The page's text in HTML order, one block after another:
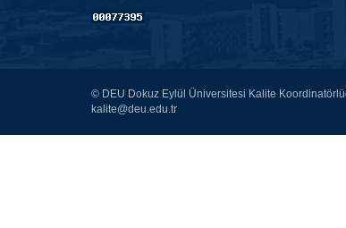
© DEU Dokuz Eylül Üniversitesi Kalite
kalite@deu.edu.tr